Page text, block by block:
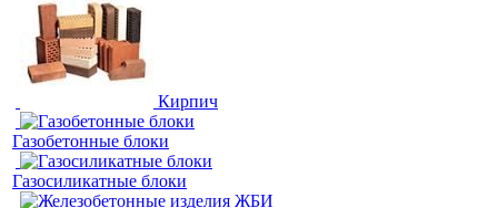
Кирпич
Газобетонные блоки
Газосиликатные блоки